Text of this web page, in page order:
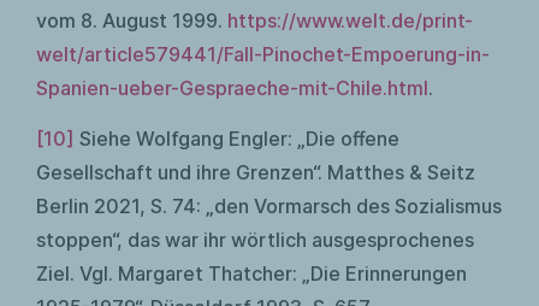
vom 8. August 1999. https://www.welt.de/print-
welt/article579441/Fall-Pinochet-Empoerung-in-
Spanien-ueber-Gespraeche-mit-Chile.html.
[10] Siehe Wolfgang Engler: „Die offene
Gesellschaft und ihre Grenzen“. Matthes & Seitz
Berlin 2021, S. 74: „den Vormarsch des Sozialismus
stoppen“, das war ihr wörtlich ausgesprochenes
Ziel. Vgl. Margaret Thatcher: „Die Erinnerungen